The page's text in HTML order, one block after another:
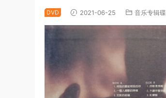
DVD 2021-06-25 音乐专辑碟